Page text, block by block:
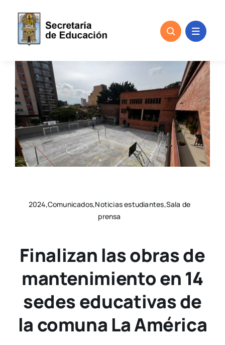
content
2024,Comunicados,Noticias estudiantes,Sala de
prensa
Finalizan las obras de
mantenimiento en 14
sedes educativas de
la comuna La América